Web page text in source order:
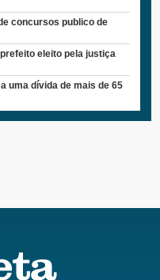
concursos publico de
eleito pela justiça
uma dívida de mais de 65